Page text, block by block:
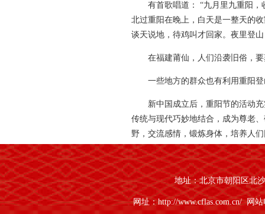
有首歌唱道： “九月里九重阳
北过重阳在晚上，白天是一整天的
谈天说地，待鸡叫才回家。夜里登
在福建莆仙，人们沿袭旧俗，
一些地方的群众也有利用重阳
新中国成立后，重阳节的活动
传统与现代巧妙地结合，成为尊老
野，交流感情，锻炼身体，培养人
地址：北京市朝阳区北
网址：http://www.cflas.com.cn/网站